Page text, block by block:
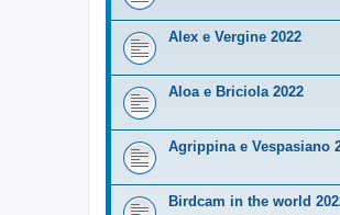
Alex e Vergine 2022
Aloa e Briciola 2022
Agrippina e Vespasiano
Birdcam in the world